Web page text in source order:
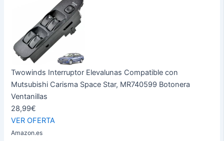
Twowinds Interruptor Elevalunas Compatible con
Mutsubishi Carisma Space Star, MR740599 Botonera
Ventanillas
28,99€
VER OFERTA
Amazon.es